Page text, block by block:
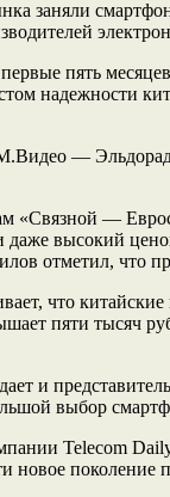
заняли
пять
надежности
—
«Связной —
высокий
отметил, что
что
пяти тысяч
и
выбор
Telecom
новое